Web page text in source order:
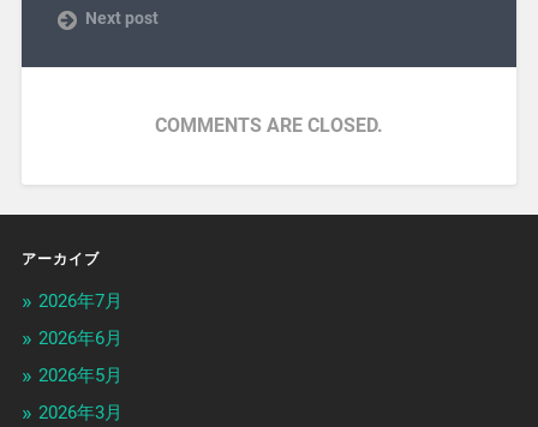
Next post
COMMENTS ARE CLOSED.
アーカイブ
2026年7月
2026年6月
2026年5月
2026年3月